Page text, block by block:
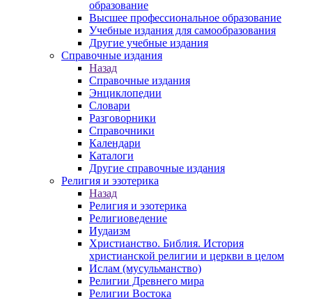
образование
Высшее профессиональное образование
Учебные издания для самообразования
Другие учебные издания
Справочные издания
Назад
Справочные издания
Энциклопедии
Словари
Разговорники
Справочники
Календари
Каталоги
Другие справочные издания
Религия и эзотерика
Назад
Религия и эзотерика
Религиоведение
Иудаизм
Христианство. Библия. История
христианской религии и церкви в целом
Ислам (мусульманство)
Религии Древнего мира
Религии Востока